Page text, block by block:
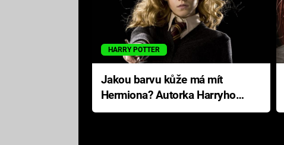
HARRY POTTER
Jakou barvu kůže má mít
Hermiona? Autorka Harryho
Pottera přišla s ráznou